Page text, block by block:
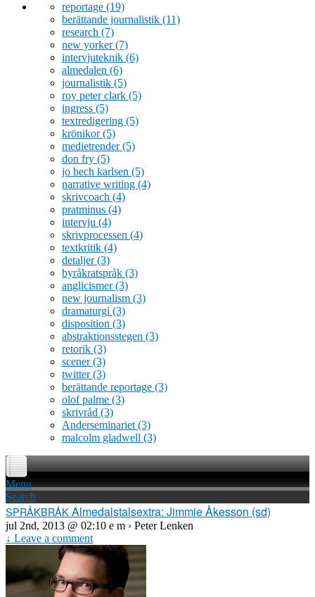
reportage (19)
berättande journalistik (11)
research (7)
new yorker(7)
intervjuteknik (6)
almedalen (6)
journalistik (5)
roy peter clark (5)
ingress (5)
textredigering (5)
krönikor(5)
medietrender(5)
don fry (5)
jo bech karlsen (5)
narrative writing (4)
skrivcoach (4)
pratminus (4)
intervju (4)
skrivprocessen (4)
textkritik (4)
detaljer(3)
byråkratspråk (3)
anglicismer(3)
new journalism (3)
dramaturgi (3)
disposition (3)
abstraktionsstegen (3)
retorik (3)
scener(3)
twitter(3)
berättande reportage (3)
olof palme (3)
skrivråd (3)
Anderseminariet (3)
malcolm gladwell (3)
Menu
Search
SPRÅKBRÅK Almedalstalsextra: Jimmie Åkesson (sd)
jul 2nd, 2013 @ 02:10 e m › Peter Lenken
↓ Leave a comment